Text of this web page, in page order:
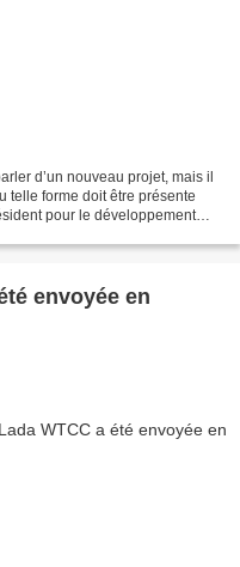
d’un nouveau projet, mais il
telle forme doit être présente
pour le développement
envoyée en